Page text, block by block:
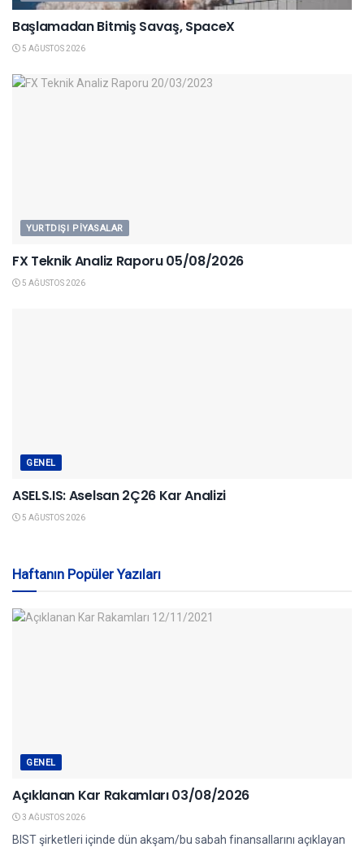
Başlamadan Bitmiş Savaş, SpaceX
5 AĞUSTOS 2026
YURTDIŞI PIYASALAR
FX Teknik Analiz Raporu 05/08/2026
5 AĞUSTOS 2026
GENEL
ASELS.IS: Aselsan 2Ç26 Kar Analizi
5 AĞUSTOS 2026
Haftanın Popüler Yazıları
GENEL
Açıklanan Kar Rakamları 03/08/2026
3 AĞUSTOS 2026
BIST şirketleri içinde dün akşam/bu sabah finansallarını açıklayan